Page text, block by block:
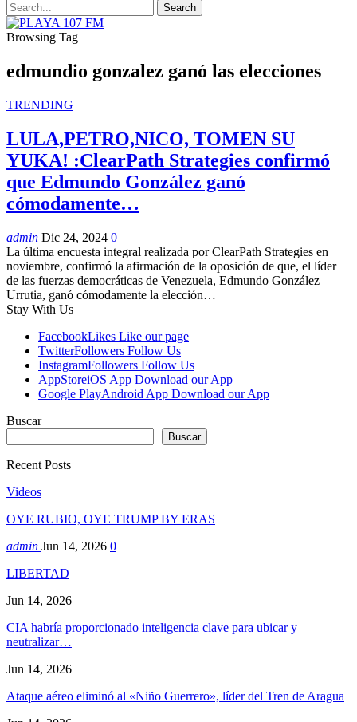
Browsing Tag
edmundio gonzalez ganó las elecciones
TRENDING
LULA,PETRO,NICO, TOMEN SU
YUKA! :ClearPath Strategies confirmó
que Edmundo González ganó
cómodamente…
admin Dic 24, 2024 0
La última encuesta integral realizada por ClearPath Strategies en
noviembre, confirmó la afirmación de la oposición de que, el líder
de las fuerzas democráticas de Venezuela, Edmundo González
Urrutia, ganó cómodamente la elección…
Stay With Us
FacebookLikes Like our page
TwitterFollowers Follow Us
InstagramFollowers Follow Us
AppStoreiOS App Download our App
Google PlayAndroid App Download our App
Buscar
Buscar
Recent Posts
Videos
OYE RUBIO, OYE TRUMP BY ERAS
admin Jun 14, 2026 0
LIBERTAD
Jun 14, 2026
CIA habría proporcionado inteligencia clave para ubicar y
neutralizar…
Jun 14, 2026
Ataque aéreo eliminó al «Niño Guerrero», líder del Tren de Aragua